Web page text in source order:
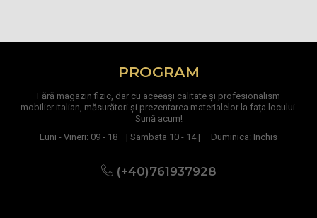
PROGRAM
Fără magazin fizic, dar cu aceeași calitate și profesionalism
mobilier italian, măsurători și prezentarea materialelor la fața locului.
Sună acum!
Luni - Vineri: 09 - 18 | Sambata 10 - 14 | Duminica: Inchis
(+40)761937928